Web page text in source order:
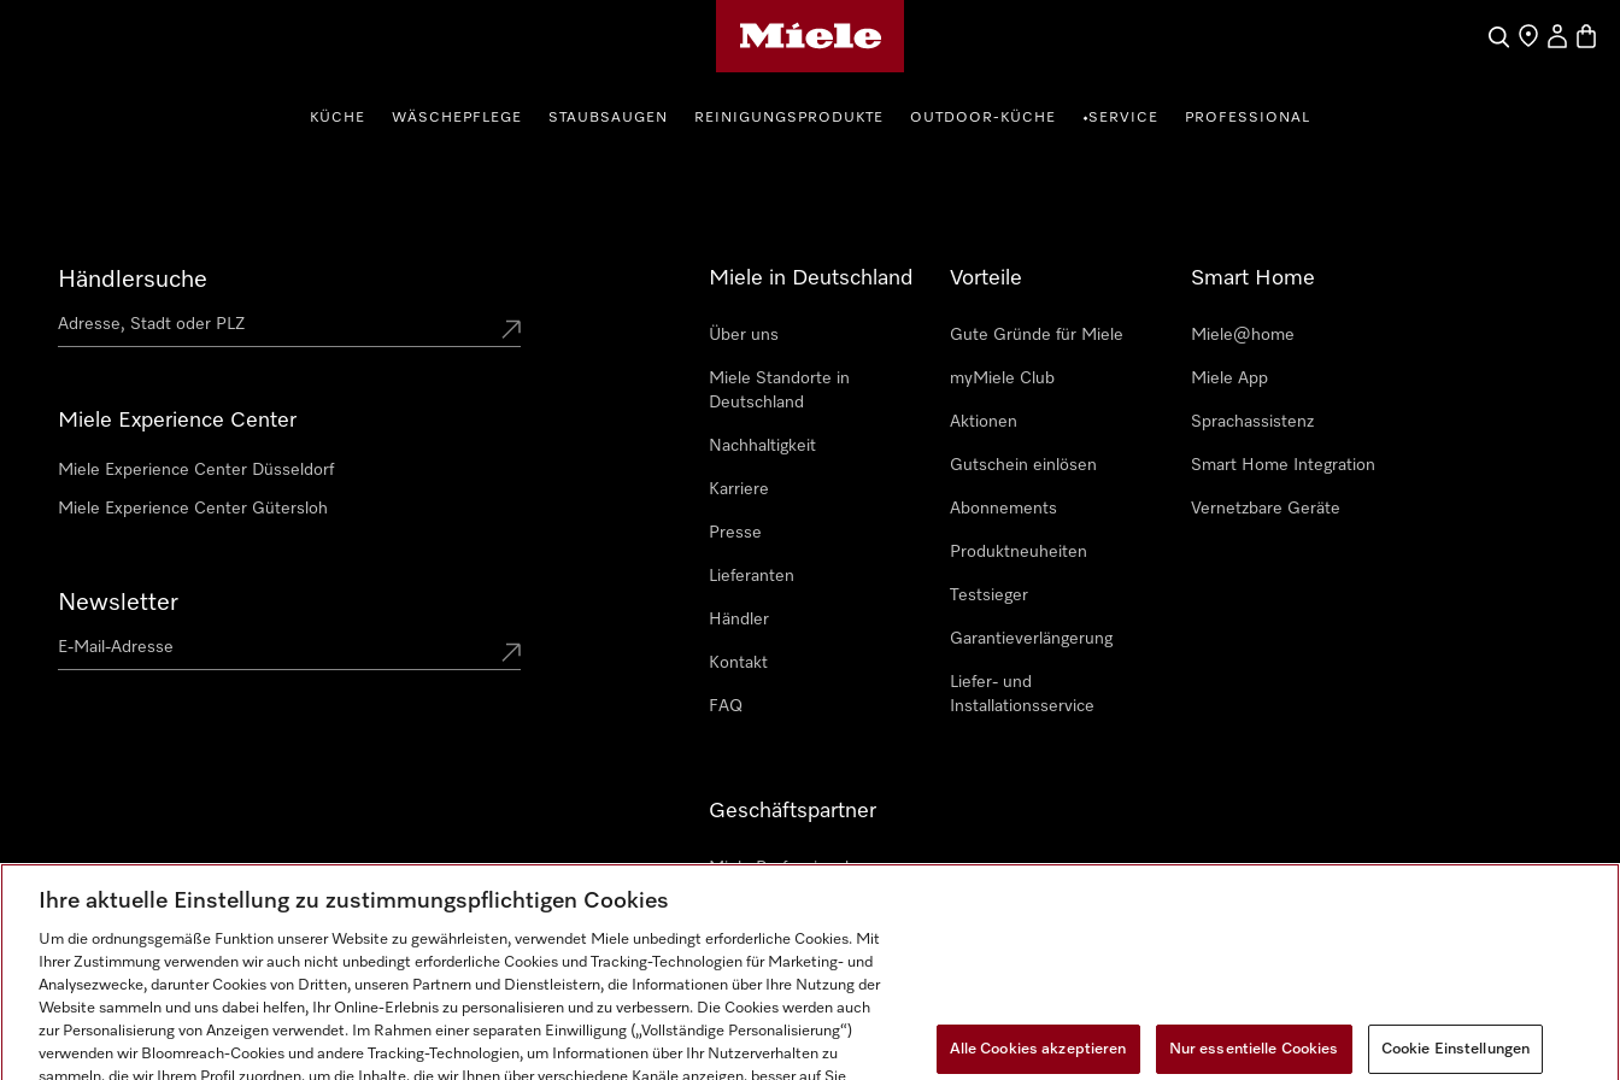
SucheHändler
Mein
KÜCHE WÄSCHEPFLEGE STAUBSAUGEN REINIGUNGSPRODUKTE OUTDOOR-KÜCHE •SERVICE PROFESSIONAL
Händlersuche
Miele Experience Center
Miele Experience Center Düsseldorf
Miele Experience Center Gütersloh
Newsletter
Miele in Deutschland
Über uns
Miele Standorte in
Deutschland
Nachhaltigkeit
Karriere
Presse
Lieferanten
Händler
Kontakt
FAQ
Vorteile
Gute Gründe für Miele
myMiele Club
Aktionen
Gutschein einlösen
Abonnements
Produktneuheiten
Testsieger
Garantieverlängerung
Liefer- und
Installationsservice
Smart Home
Miele@home
Miele App
Sprachassistenz
Smart Home Integration
Vernetzbare Geräte
Geschäftspartner
Miele Professional
Miele Marine
Architekten und Bauträger
Ihre aktuelle Einstellung zu zustimmungspflichtigen Cookies
Um die ordnungsgemäße Funktion unserer Website zu gewährleisten, verwendet Miele unbedingt erforderliche Cookies. Mit
Ihrer Zustimmung verwenden wir auch nicht unbedingt erforderliche Cookies und Tracking-Technologien für Marketing- und
Analysezwecke, darunter Cookies von Dritten, unseren Partnern und Dienstleistern, die Informationen über Ihre Nutzung der
Website sammeln und uns dabei helfen, Ihr Online-Erlebnis zu personalisieren und zu verbessern. Die Cookies werden auch
zur Personalisierung von Anzeigen verwendet. Im Rahmen einer separaten Einwilligung („Vollständige Personalisierung“)
verwenden wir Bloomreach-Cookies und andere Tracking-Technologien, um Informationen über Ihr Nutzerverhalten zu
Alle Cookies akzeptieren Nur essentielle Cookies Cookie Einstellungen